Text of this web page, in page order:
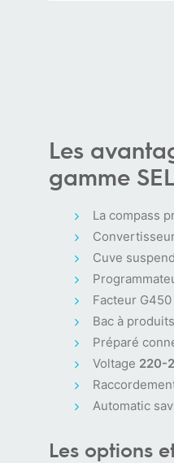
Les
gamme
La compass
Cuve
Facteur G450
Bac à
Préparé
Voltage 220-
Automatic
Les options